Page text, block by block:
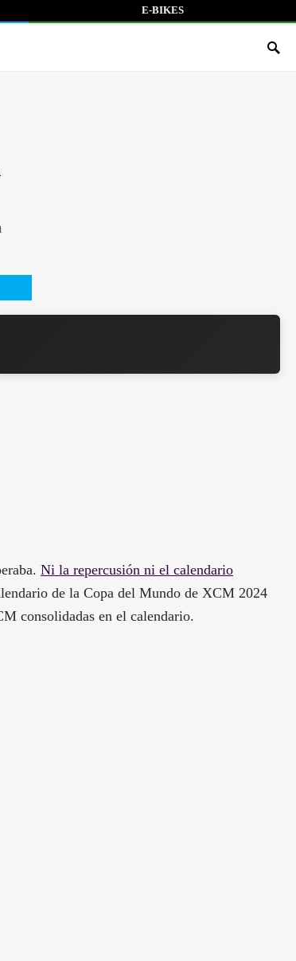
E-BIKES
Ni la repercusión ni el calendario
de la Copa del Mundo de XCM 2024
consolidadas en el calendario.